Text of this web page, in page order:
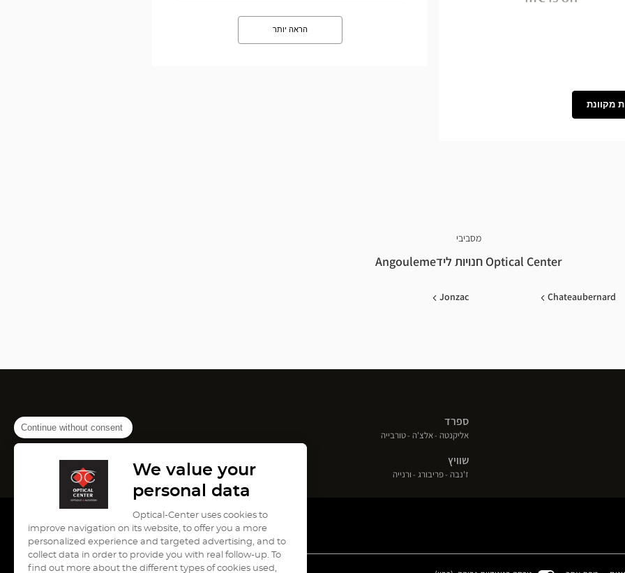
Continue without consent
We value your
personal data
Optical-Center uses cookies to
improve navigation on its website, to offer you a more
personalized experience and targeted advertising, and to
collect data in order to provide you with real follow-up. To
find out more about the different types of cookies used,
מקוונת
הראה יותר
מסביבי
Optical Center חנויות לידAngouleme
Chateaubernard
Jonzac
ספרד
אליקנטה(פתח
אלצ'ה(פתח
טורבייה(פתח
שוויץ
ז'נבה(פתח
פריבורג (פתח
ורנייה(פתח